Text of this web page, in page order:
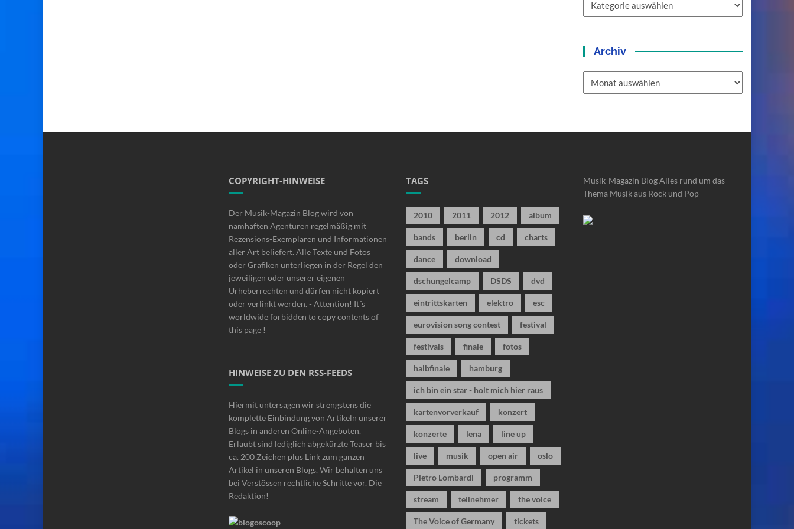
Archiv
COPYRIGHT-HINWEISE
Der Musik-Magazin Blog wird von
namhaften Agenturen regelmäßig mit
Rezensions-Exemplaren und Informationen
aller Art beliefert. Alle Texte und Fotos
oder Grafiken unterliegen in der Regel den
jeweiligen oder unserer eigenen
Urheberrechten und dürfen nicht kopiert
oder verlinkt werden. - Attention! It´s
worldwide forbidden to copy contents of
this page !
HINWEISE ZU DEN RSS-FEEDS
Hiermit untersagen wir strengstens die
komplette Einbindung von Artikeln unserer
Blogs in anderen Online-Angeboten.
Erlaubt sind lediglich abgekürzte Teaser bis
ca. 200 Zeichen plus Link zum ganzen
Artikel in unseren Blogs. Wir behalten uns
bei Verstössen rechtliche Schritte vor. Die
Redaktion!
TAGS
2010 2011 2012 album
bands berlin cd charts
dance download
dschungelcamp DSDS dvd
eintrittskarten elektro esc
eurovision song contest festival
festivals finale fotos
halbfinale hamburg
ich bin ein star - holt mich hier raus
kartenvorverkauf konzert
konzerte lena line up
live musik open air oslo
Pietro Lombardi programm
stream teilnehmer the voice
The Voice of Germany tickets
Musik-Magazin BlogAlles rund um das
Thema Musik aus Rock und Pop